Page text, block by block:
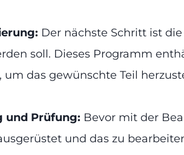
Der nächste Schritt ist
soll. Dieses Programm
um das gewünschte Teil
und Prüfung: Bevor mit der
und das zu